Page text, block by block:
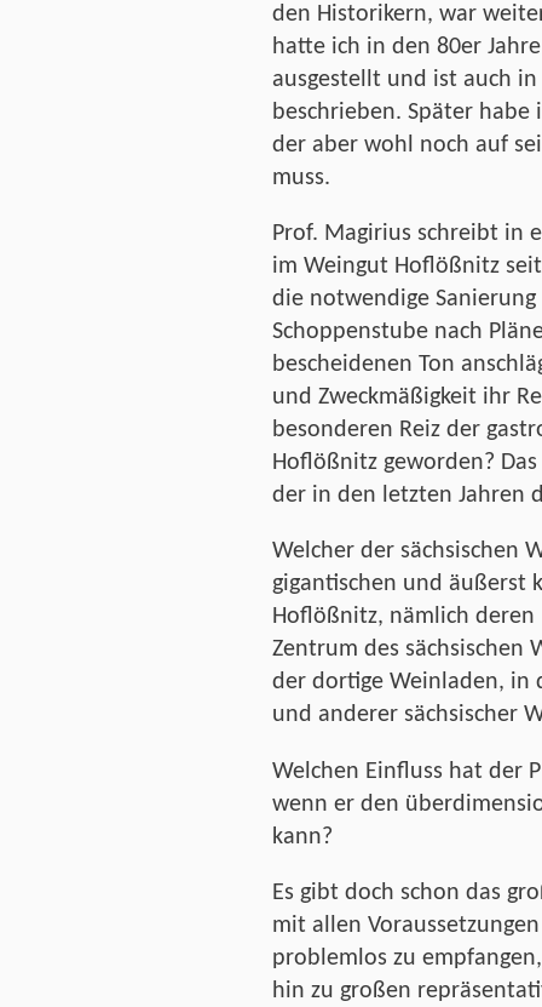
den Historikern, war
hatte ich in den 80er
ausgestellt und ist auch
beschrieben. Später
der aber wohl noch auf
muss.
Prof. Magirius schreibt in
im Weingut Hoflößnitz seit
die notwendige
Schoppenstube nach
bescheidenen Ton
und Zweckmäßigkeit ihr
besonderen Reiz der
Hoflößnitz geworden?
der in den letzten Jahren
Welcher der sächsischen
gigantischen und äußerst
Hoflößnitz, nämlich
Zentrum des sächsischen
der dortige Weinladen, in
und anderer sächsischer
Welchen Einfluss hat der
wenn er den
kann?
Es gibt doch schon das
mit allen
problemlos zu
hin zu großen